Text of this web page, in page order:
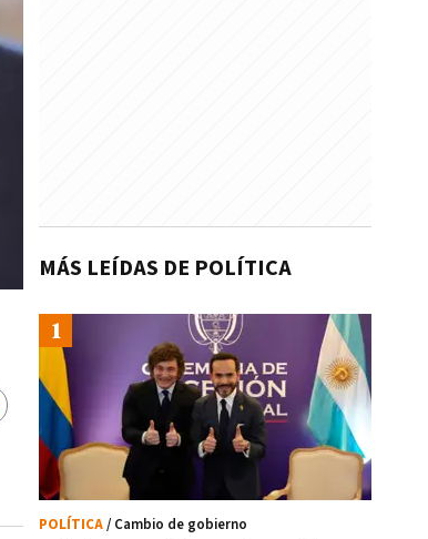
MÁS LEÍDAS DE POLÍTICA
POLÍTICA/ Cambio de gobierno